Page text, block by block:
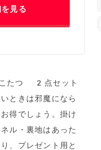
見る
こたつ 2点セット
ときは邪魔になら
得でしょう。掛け
ル・裏地はあった
、プレゼント用と